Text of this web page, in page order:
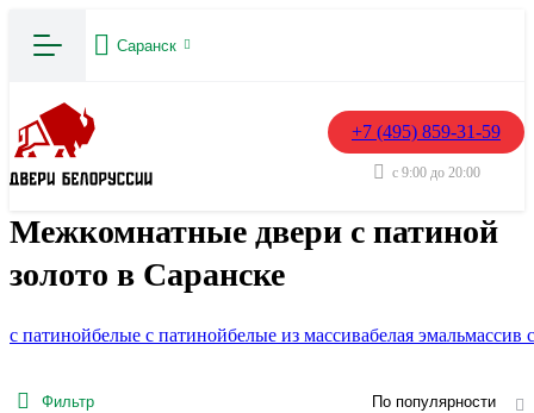
Саранск
+7 (495) 859-31-59
с 9:00 до 20:00
Межкомнатные двери с патиной
золото в Саранске
с патинойбелые с патинойбелые из массивабелая эмальмассив
Фильтр По популярности